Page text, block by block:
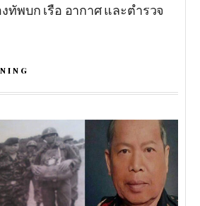
ทัพบก เรือ อากาศ และตำรวจ